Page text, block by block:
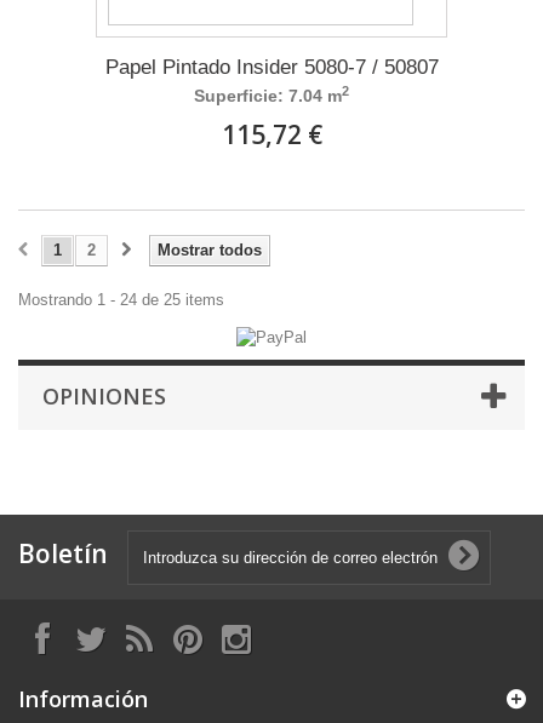
Papel Pintado Insider 5080-7 / 50807
Superficie: 7.04 m2
115,72 €
Mostrar todos
1 2
Mostrando 1 - 24 de 25 items
OPINIONES
Boletín
Información